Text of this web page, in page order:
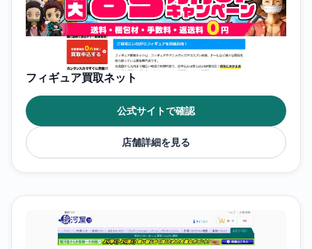
フィギュア買取ネット
公式サイトで確認
店舗詳細を見る